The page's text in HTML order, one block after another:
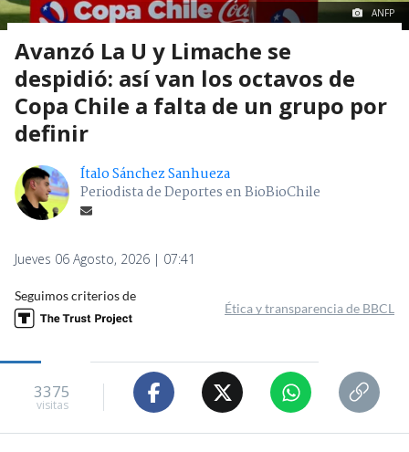
ANFP
Avanzó La U y Limache se
despidió: así van los octavos de
Copa Chile a falta de un grupo por
definir
Ítalo Sánchez Sanhueza
Periodista de Deportes en BioBioChile
Jueves 06 Agosto, 2026 | 07:41
Seguimos criterios de
Ética y transparencia de BBCL
3375
visitas